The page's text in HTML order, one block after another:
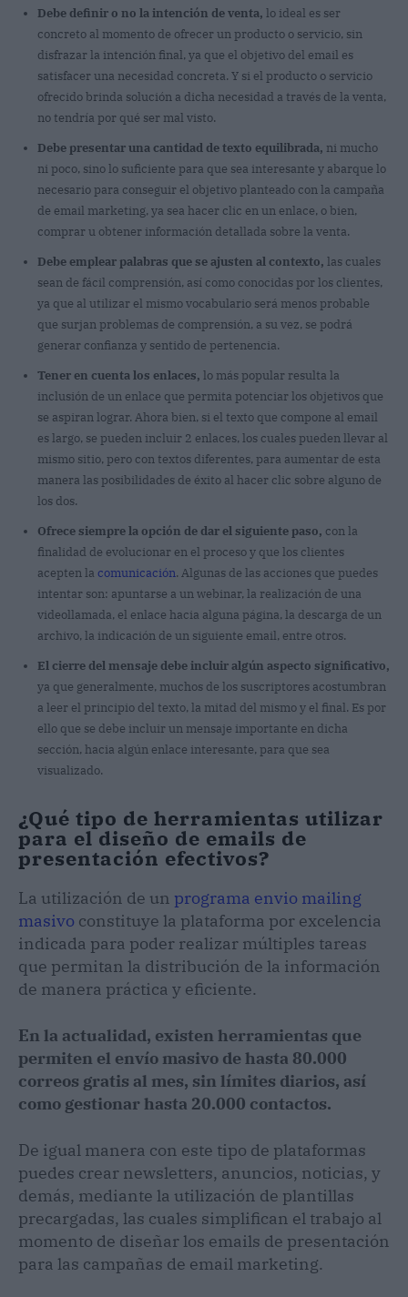
Debe definir o no la intención de venta, lo ideal es ser
concreto al momento de ofrecer un producto o servicio, sin
disfrazar la intención final, ya que el objetivo del email es
satisfacer una necesidad concreta. Y si el producto o servicio
ofrecido brinda solución a dicha necesidad a través de la venta,
no tendría por qué ser mal visto.
Debe presentar una cantidad de texto equilibrada, ni mucho
ni poco, sino lo suficiente para que sea interesante y abarque lo
necesario para conseguir el objetivo planteado con la campaña
de email marketing, ya sea hacer clic en un enlace, o bien,
comprar u obtener información detallada sobre la venta.
Debe emplear palabras que se ajusten al contexto, las cuales
sean de fácil comprensión, así como conocidas por los clientes,
ya que al utilizar el mismo vocabulario será menos probable
que surjan problemas de comprensión, a su vez, se podrá
generar confianza y sentido de pertenencia.
Tener en cuenta los enlaces, lo más popular resulta la
inclusión de un enlace que permita potenciar los objetivos que
se aspiran lograr. Ahora bien, si el texto que compone al email
es largo, se pueden incluir 2 enlaces, los cuales pueden llevar al
mismo sitio, pero con textos diferentes, para aumentar de esta
manera las posibilidades de éxito al hacer clic sobre alguno de
los dos.
Ofrece siempre la opción de dar el siguiente paso, con la
finalidad de evolucionar en el proceso y que los clientes
acepten la comunicación. Algunas de las acciones que puedes
intentar son: apuntarse a un webinar, la realización de una
videollamada, el enlace hacia alguna página, la descarga de un
archivo, la indicación de un siguiente email, entre otros.
El cierre del mensaje debe incluir algún aspecto significativo,
ya que generalmente, muchos de los suscriptores acostumbran
a leer el principio del texto, la mitad del mismo y el final. Es por
ello que se debe incluir un mensaje importante en dicha
sección, hacia algún enlace interesante, para que sea
visualizado.
¿Qué tipo de herramientas utilizar
para el diseño de emails de
presentación efectivos?
La utilización de un programa envio mailing
masivo constituye la plataforma por excelencia
indicada para poder realizar múltiples tareas
que permitan la distribución de la información
de manera práctica y eficiente.
En la actualidad, existen herramientas que
permiten el envío masivo de hasta 80.000
correos gratis al mes, sin límites diarios, así
como gestionar hasta 20.000 contactos.
De igual manera con este tipo de plataformas
puedes crear newsletters, anuncios, noticias, y
demás, mediante la utilización de plantillas
precargadas, las cuales simplifican el trabajo al
momento de diseñar los emails de presentación
para las campañas de email marketing.